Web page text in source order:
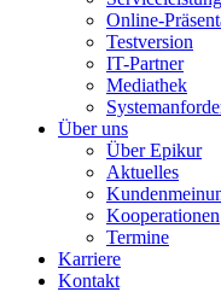
Online-
Testversion
IT-Partner
Mediathek
Über uns
Über Epikur
Aktuelles
Kooperationen
Termine
Karriere
Kontakt